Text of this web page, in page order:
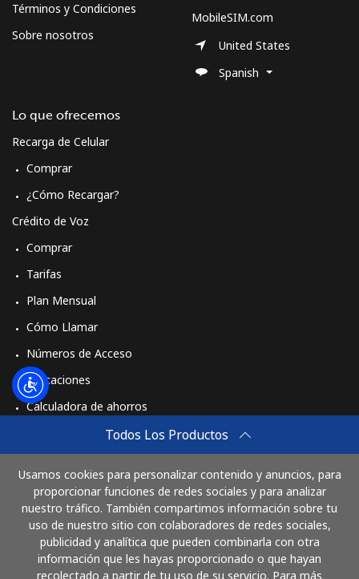
Todos Los Productos
Usamos cookies para personalizar contenido y anuncios, para
proporcionar funciones de redes sociales y para analizar
nuestro tráfico. También compartimos información sobre tu
uso de nuestro sitio con colaboradores de redes sociales,
publicidad y analítica que pueden combinarla con otra
información que les hayas proporcionado o que hayan
recolectado a partir de tu uso de su servicio. Para más
Términos y Condiciones
Sobre nosotros
Lo que ofrecemos
Recarga de Celular
Comprar
¿Cómo Recargar?
Crédito de Voz
Comprar
Tarifas
Plan Mensual
Cómo Llamar
Números de Acceso
Aplicaciones
Calculadora de ahorros
Comprar
Cómo funciona
MobileSIM.com
United States
Spanish
Paga con